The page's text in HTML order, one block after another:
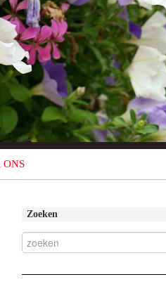
ONS
Zoeken